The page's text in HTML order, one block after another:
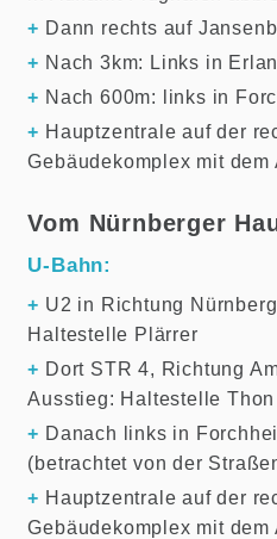
+ Dann rechts auf
+ Nach 3km: Links in
+ Nach 600m: links in
+ Hauptzentrale auf der
Gebäudekomplex mit
Vom Nürnberger
U-Bahn:
+ U2 in Richtung
Haltestelle Plärrer
+ Dort STR 4, Richtung
Ausstieg: Haltestelle Thon
+ Danach links in
(betrachtet von der
+ Hauptzentrale auf der
Gebäudekomplex mit